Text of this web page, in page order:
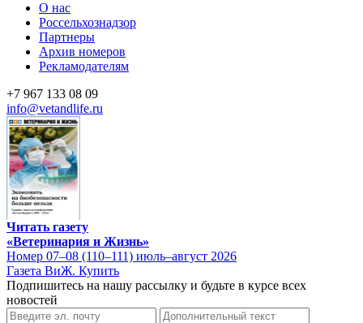
О нас
Россельхознадзор
Партнеры
Архив номеров
Рекламодателям
+7 967 133 08 09
info@vetandlife.ru
Читать газету
«Ветеринария и Жизнь»
Номер 07–08 (110–111) июль–август 2026
Газета ВиЖ. Купить
Подпишитесь на нашу рассылку и будьте в курсе всех
новостей